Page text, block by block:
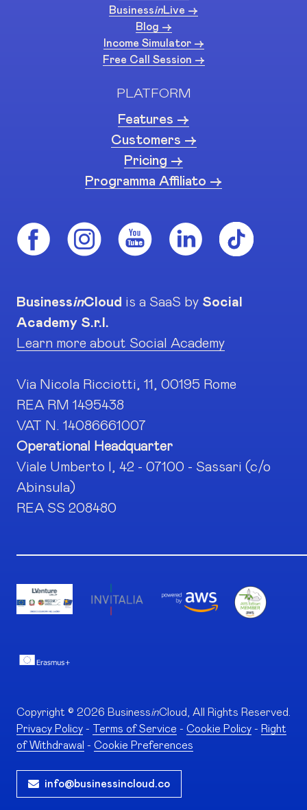
BusinessinLive ->
Blog ->
Income Simulator ->
Free Call Session ->
PLATFORM
Features ->
Customers ->
Pricing ->
Programma Affiliato ->
BusinessinCloud is a SaaS by Social
Academy S.r.l.
Learn more about Social Academy
Via Nicola Ricciotti, 11, 00195 Rome
REA RM 1495438
VAT N. 14086661007
Operational Headquarter
Viale Umberto I, 42 - 07100 - Sassari (c/o
Abinsula)
REA SS 208480
Copyright © 2026 BusinessinCloud, All Rights Reserved.
Privacy Policy - Terms of Service - Cookie Policy - Right
of Withdrawal - Cookie Preferences
info@businessincloud.co